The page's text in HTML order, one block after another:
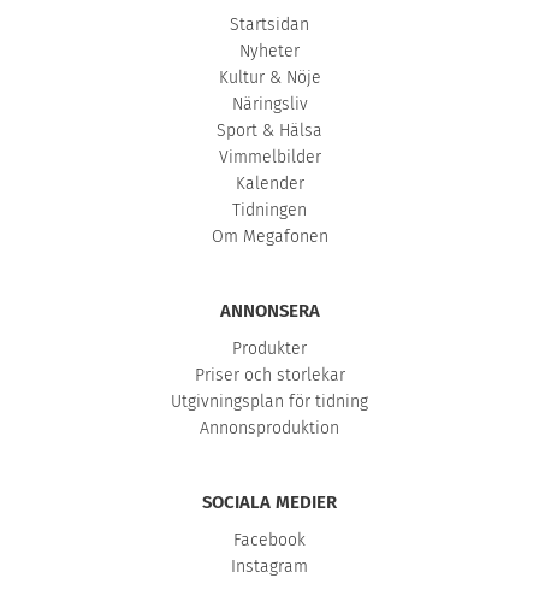
Startsidan
Nyheter
Kultur & Nöje
Näringsliv
Sport & Hälsa
Vimmelbilder
Kalender
Tidningen
Om Megafonen
ANNONSERA
Produkter
Priser och storlekar
Utgivningsplan för tidning
Annonsproduktion
SOCIALA MEDIER
Facebook
Instagram